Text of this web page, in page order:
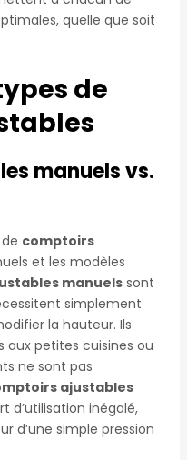
quelle que soit
de
manuels vs.
comptoirs
et les modèles
manuelssont
simplement
la hauteur. Ils
petites cuisines ou
ne sont pas
ajustables
inégalé,
d’une simple pression